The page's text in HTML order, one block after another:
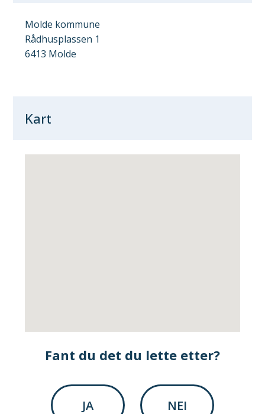
Molde kommune
Rådhusplassen 1
6413 Molde
Kart
Fant du det du lette etter?
JA NEI